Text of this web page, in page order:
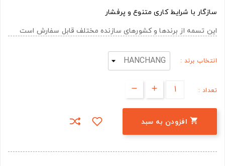
سازگار با شرایط کاری متنوع و پرفشار
این تسمه از برندها و کشورهای سازنده مختلف قابل سفارش است
انتخاب برند :
تعداد :
 افزودن به سبد